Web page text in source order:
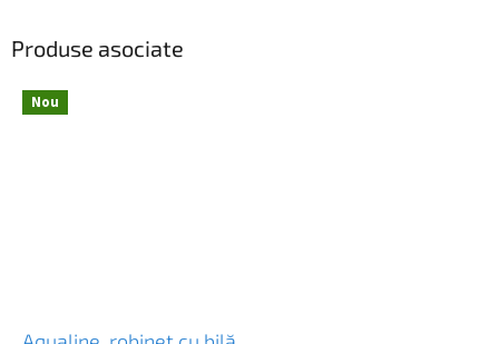
Produse asociate
Nou